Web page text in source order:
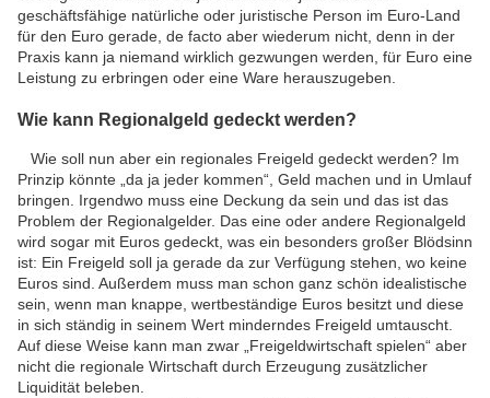
geschäftsfähige natürliche oder juristische Person im Euro-Land
für den Euro gerade, de facto aber wiederum nicht, denn in der
Praxis kann ja niemand wirklich gezwungen werden, für Euro eine
Leistung zu erbringen oder eine Ware herauszugeben.
Wie kann Regionalgeld gedeckt werden?
Wie soll nun aber ein regionales Freigeld gedeckt werden? Im
Prinzip könnte „da ja jeder kommen“, Geld machen und in Umlauf
bringen. Irgendwo muss eine Deckung da sein und das ist das
Problem der Regionalgelder. Das eine oder andere Regionalgeld
wird sogar mit Euros gedeckt, was ein besonders großer Blödsinn
ist: Ein Freigeld soll ja gerade da zur Verfügung stehen, wo keine
Euros sind. Außerdem muss man schon ganz schön idealistische
sein, wenn man knappe, wertbeständige Euros besitzt und diese
in sich ständig in seinem Wert minderndes Freigeld umtauscht.
Auf diese Weise kann man zwar „Freigeldwirtschaft spielen“ aber
nicht die regionale Wirtschaft durch Erzeugung zusätzlicher
Liquidität beleben.